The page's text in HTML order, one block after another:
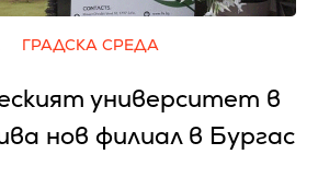
ГРАДСКА СРЕДА
университет в
нов филиал в Бургас